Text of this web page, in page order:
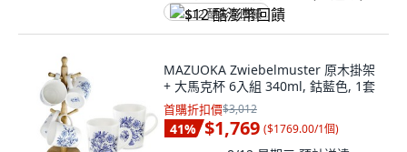
$12 酷澎幣回饋
MAZUOKA Zwiebelmuster 原木掛架
+ 大馬克杯 6入組 340ml, 鈷藍色, 1套
首購折扣價$3,012
41% $1,769 ($1769.00/1個)